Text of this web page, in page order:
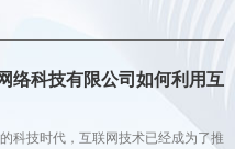
络科技有限公司如何利用互
科技时代，互联网技术已经成为了推